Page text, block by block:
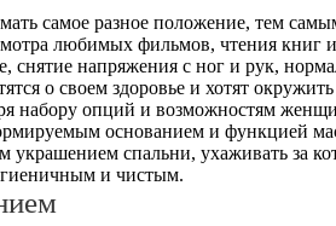
самое разное положение, тем
любимых фильмов, чтения книг
снятие напряжения с ног и рук,
о своем здоровье и хотят окружить
набору опций и возможностям
основанием и функцией
украшением спальни, ухаживать за
и чистым.